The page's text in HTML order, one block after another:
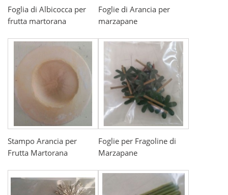
Foglia di Albicocca per
frutta martorana
Foglie di Arancia per
marzapane
Stampo Arancia per
Frutta Martorana
Foglie per Fragoline di
Marzapane